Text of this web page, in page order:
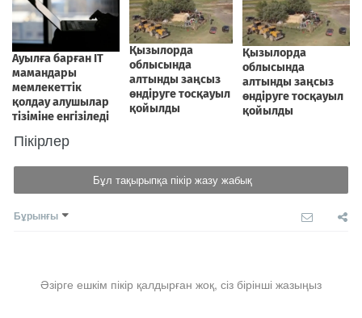
Пікірлер
Бұл тақырыпқа пікір жазу жабық
Бұрынғы
Әзірге ешкім пікір қалдырған жоқ, сіз бірінші жазыңыз